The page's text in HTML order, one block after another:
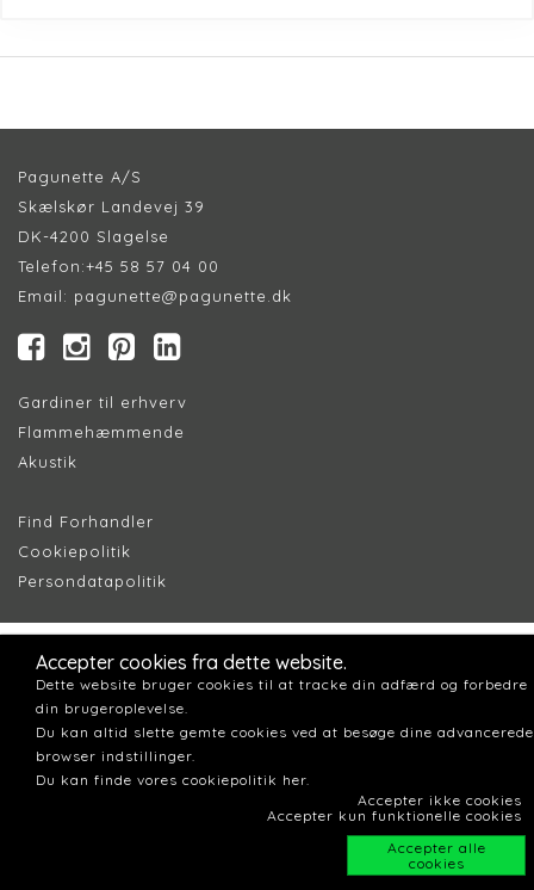
Pagunette A/S
Skælskør Landevej 39
DK-4200 Slagelse
Telefon:+45 58 57 04 00
Email: pagunette@pagunette.dk
Gardiner til erhverv
Flammehæmmende
Akustik
Find Forhandler
Cookiepolitik
Persondatapolitik
Accepter cookies fra dette website.
Dette website bruger cookies til at tracke din adfærd og forbedre
din brugeroplevelse.
Du kan altid slette gemte cookies ved at besøge dine advancerede
browser indstillinger.
Du kan finde vores cookiepolitik her.
Accepter ikke cookies
Accepter kun funktionelle cookies
Accepter alle
cookies